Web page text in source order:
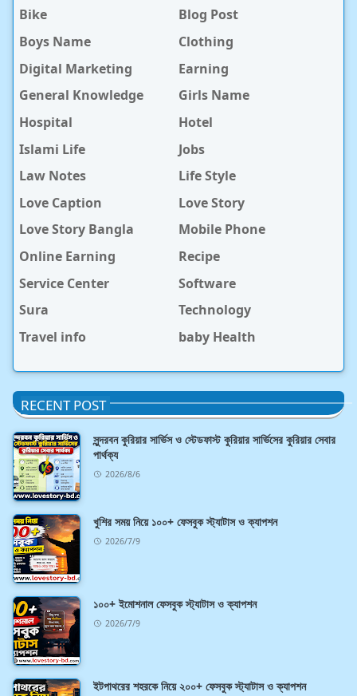
Bike
Blog Post
Boys Name
Clothing
Digital Marketing
Earning
General Knowledge
Girls Name
Hospital
Hotel
Islami Life
Jobs
Law Notes
Life Style
Love Caption
Love Story
Love Story Bangla
Mobile Phone
Online Earning
Recipe
Service Center
Software
Sura
Technology
Travel info
baby Health
RECENT POST
সুন্দরবন কুরিয়ার সার্ভিস ও স্টেডফাস্ট কুরিয়ার সার্ভিসের কুরিয়ার সেবার
পার্থক্য
2026/8/6
খুশির সময় নিয়ে ১০০+ ফেসবুক স্ট্যাটাস ও ক্যাপশন
2026/7/9
১০০+ ইমোশনাল ফেসবুক স্ট্যাটাস ও ক্যাপশন
2026/7/9
ইটপাথরের শহরকে নিয়ে ২০০+ ফেসবুক স্ট্যাটাস ও ক্যাপশন